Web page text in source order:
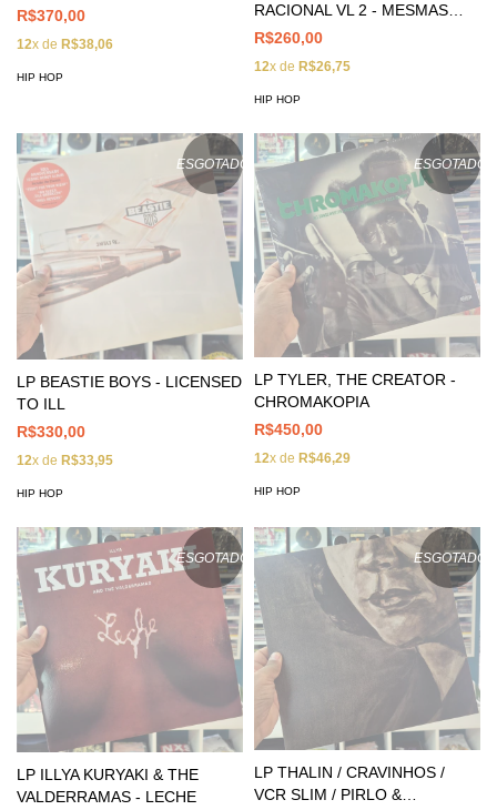
R$370,00
12x de R$38,06
HIP HOP
RACIONAL VL 2 - MESMAS
CORES & MESMOS VALORES
R$260,00
12x de R$26,75
HIP HOP
ESGOTADO
LP BEASTIE BOYS - LICENSED
TO ILL
R$330,00
12x de R$33,95
HIP HOP
ESGOTADO
LP TYLER, THE CREATOR -
CHROMAKOPIA
R$450,00
12x de R$46,29
HIP HOP
ESGOTADO
LP ILLYA KURYAKI & THE
VALDERRAMAS - LECHE
ESGOTADO
LP THALIN / CRAVINHOS /
VCR SLIM / PIRLO &